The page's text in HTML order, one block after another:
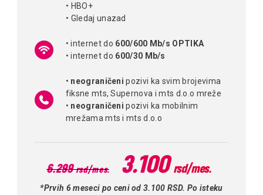
• HBO+
• Gledaj unazad
• internet do 600/600 Mb/s OPTIKA
• internet do 600/30 Mb/s
• neograničeni pozivi ka svim brojevima
fiksne mts, Supernova i mts d.o.o mreže
• neograničeni pozivi ka mobilnim
mrežama mts i mts d.o.o
6.299rsd/mes. 3.100rsd/mes.
*Prvih 6 meseci po ceni od 3.100 RSD. Po isteku